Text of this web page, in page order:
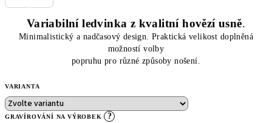
Variabilní ledvinka z kvalitní hovězí usně.
Minimalistický a nadčasový design. Praktická velikost doplněná
možností volby
popruhu pro různé způsoby nošení.
VARIANTA
GRAVÍROVÁNÍ NA VÝROBEK ?